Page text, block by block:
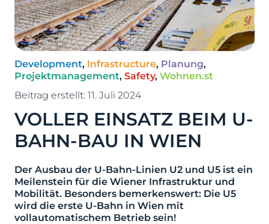
Development, Infrastructure, Planung,
Projektmanagement, Safety, Wohnen.st
Beitrag erstellt: 11. Juli 2024
VOLLER EINSATZ BEIM U-
BAHN-BAU IN WIEN
Der Ausbau der U-Bahn-Linien U2 und U5 ist ein
Meilenstein für die Wiener Infrastruktur und
Mobilität. Besonders bemerkenswert: Die U5
wird die erste U-Bahn in Wien mit
vollautomatischem Betrieb sein!